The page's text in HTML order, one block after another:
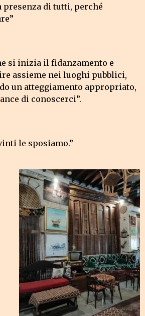
presenza di tutti, perché
si inizia il fidanzamento e
assieme nei luoghi pubblici,
un atteggiamento appropriato,
di conoscerci”.
le sposiamo.”